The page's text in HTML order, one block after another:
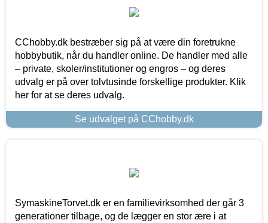
CChobby.dk bestræber sig på at være din foretrukne
hobbybutik, når du handler online. De handler med alle
– private, skoler/institutioner og engros – og deres
udvalg er på over tolvtusinde forskellige produkter. Klik
her for at se deres udvalg.
Se udvalget på CChobby.dk
SymaskineTorvet.dk er en familievirksomhed der går 3
generationer tilbage, og de lægger en stor ære i at